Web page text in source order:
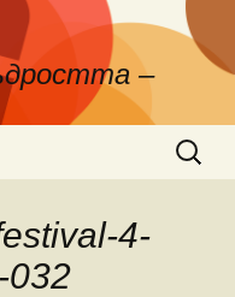
–
за:
4-
032